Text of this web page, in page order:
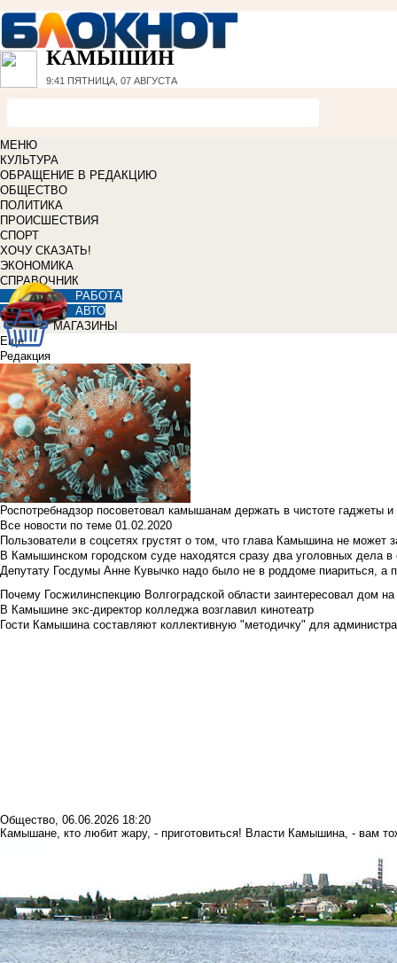
КАМЫШИН
9:41 ПЯТНИЦА, 07 АВГУСТА
МЕНЮ
КУЛЬТУРА
ОБРАЩЕНИЕ В РЕДАКЦИЮ
ОБЩЕСТВО
ПОЛИТИКА
ПРОИСШЕСТВИЯ
СПОРТ
ХОЧУ СКАЗАТЬ!
ЭКОНОМИКА
СПРАВОЧНИК
РАБОТА
АВТО
МАГАЗИНЫ
Еще
Редакция
Роспотребнадзор посоветовал камышанам держать в чистоте гаджеты
Все новости по теме 01.02.2020
Пользователи в соцсетях грустят о том, что глава Камышина не может
В Камышинском городском суде находятся сразу два уголовных дела
Депутату Госдумы Анне Кувычко надо было не в роддоме пиариться, а
Почему Госжилинспекцию Волгоградской области заинтересовал дом
В Камышине экс-директор колледжа возглавил кинотеатр
Гости Камышина составляют коллективную "методичку" для
Общество, 06.06.2026 18:20
Камышане, кто любит жару, - приготовиться! Власти Камышина, - вам